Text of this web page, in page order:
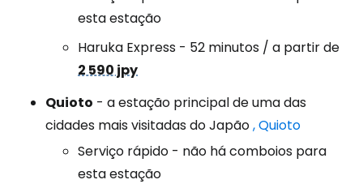
esta estação
Haruka Express - 52 minutos / a partir de
2 590 jpy
Quioto - a estação principal de uma das
cidades mais visitadas do Japão, Quioto
Serviço rápido - não há comboios para
esta estação